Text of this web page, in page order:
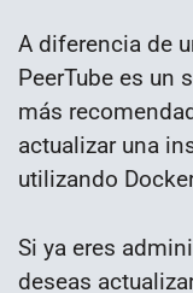
A diferencia de
PeerTube es un
más
actualizar una
utilizando
Si ya eres
deseas